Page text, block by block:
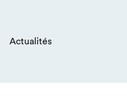
Actualités